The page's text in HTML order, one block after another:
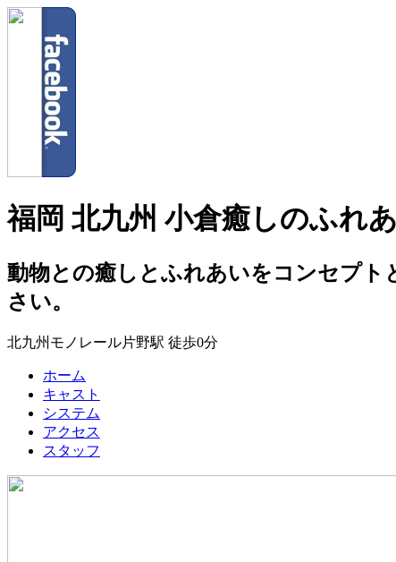
福岡 北九州 小倉癒しのふれ
動物との癒しとふれあいをコンセプト
さい。
北九州モノレール片野駅 徒歩0分
ホーム
キャスト
システム
アクセス
スタッフ